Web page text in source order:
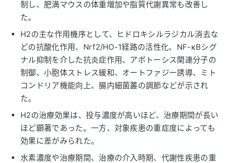
制し、肥満マウスの体重増加や脂質代謝異常も改善し
た。
H2の主な作用機序として、ヒドロキシルラジカル消去な
どの抗酸化作用、Nrf2/HO-1経路の活性化、NF-κBシグ
ナル抑制を介した抗炎症作用、アポトーシス関連分子の
制御、小胞体ストレス緩和、オートファジー誘導、ミト
コンドリア機能向上、腸内細菌叢の調節などが示され
た。
H2の治療効果は、投与濃度が高いほど、治療期間が長い
ほど顕著であった。一方、対象疾患の重症度によっても
効果に差がみられた。
水素濃度や治療期間、治療の介入時期、代謝性疾患の重